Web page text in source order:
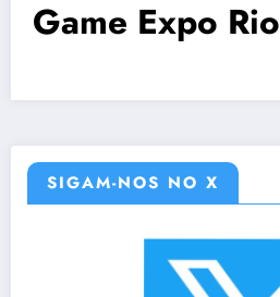
Game Expo Rio
SIGAM-NOS NO X